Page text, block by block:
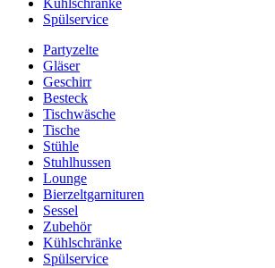
Kühlschränke
Spülservice
Partyzelte
Gläser
Geschirr
Besteck
Tischwäsche
Tische
Stühle
Stuhlhussen
Lounge
Bierzeltgarnituren
Sessel
Zubehör
Kühlschränke
Spülservice